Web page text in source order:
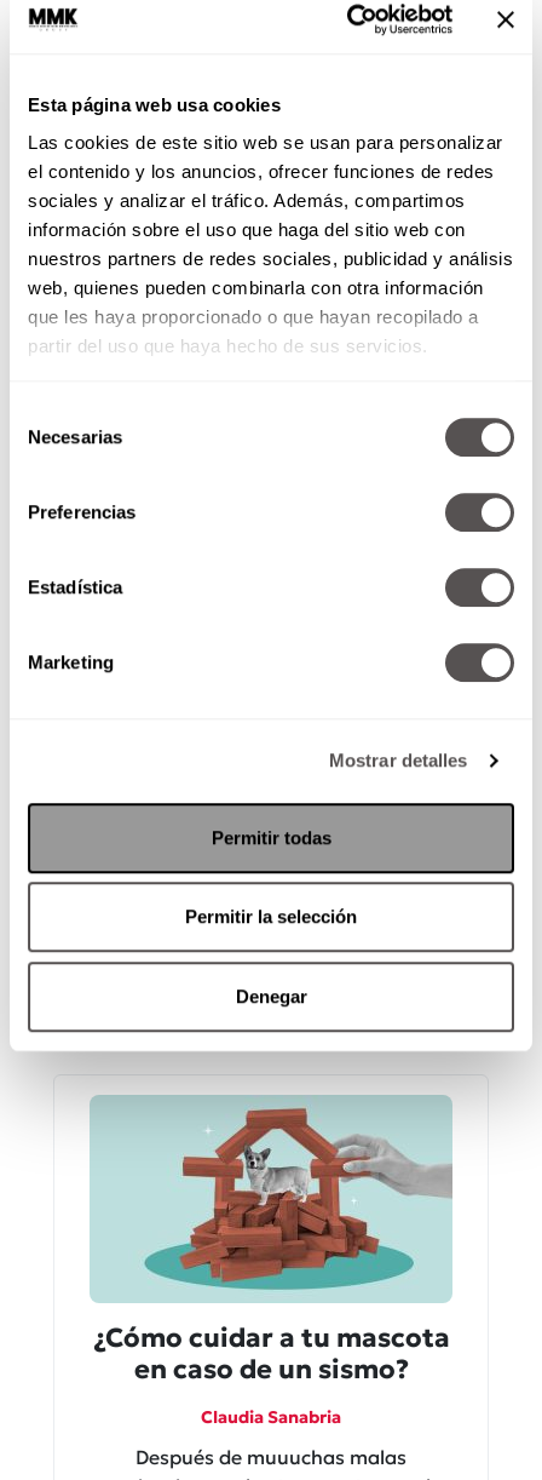
Esta página web usa cookies
Las cookies de este sitio web se usan para personalizar
el contenido y los anuncios, ofrecer funciones de redes
sociales y analizar el tráfico. Además, compartimos
información sobre el uso que haga del sitio web con
nuestros partners de redes sociales, publicidad y análisis
web, quienes pueden combinarla con otra información
que les haya proporcionado o que hayan recopilado a
partir del uso que haya hecho de sus servicios.
Necesarias
Preferencias
Estadística
Marketing
Mostrar detalles
Permitir todas
Permitir la selección
Denegar
los humanos y cada centímetro de su
El lenguaje secreto de tu
contamos cómo saber si tu perro es
La vida secreta de tu perro y
tu gato
Michelle Zanella
Te contamos todo sobre nuestro
lanzamiento
¿Cómo cuidar a tu mascota
en caso de un sismo?
Claudia Sanabria
Después de muuuchas malas